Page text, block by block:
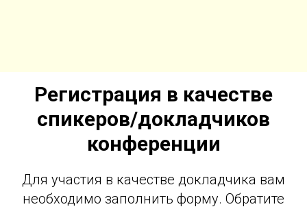
Регистрация в качестве
спикеров/докладчиков
конференции
Для участия в качестве докладчика вам
необходимо заполнить форму. Обратите